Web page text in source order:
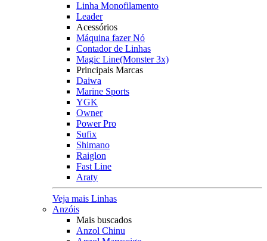
Linha Monofilamento
Leader
Acessórios
Máquina fazer Nó
Contador de Linhas
Magic Line(Monster 3x)
Principais Marcas
Daiwa
Marine Sports
YGK
Owner
Power Pro
Sufix
Shimano
Raiglon
Fast Line
Araty
Veja mais Linhas
Anzóis
Mais buscados
Anzol Chinu